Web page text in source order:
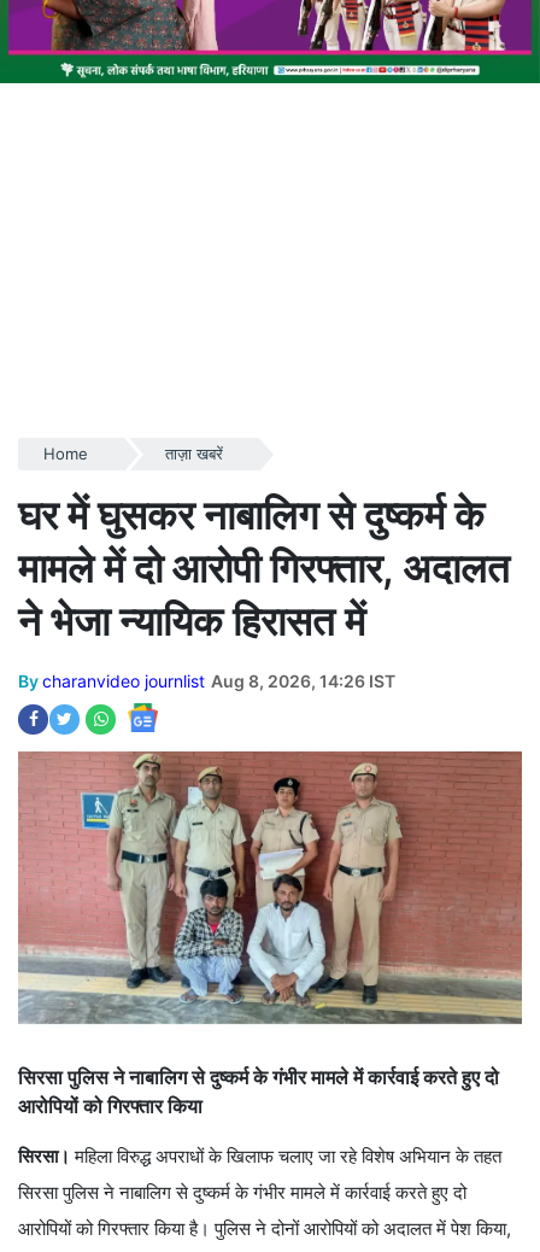
Home ताज़ा खबरें
घर में घुसकर नाबालिग से दुष्कर्म के
मामले में दो आरोपी गिरफ्तार, अदालत
ने भेजा न्यायिक हिरासत में
Bycharanvideo journlist Aug 8, 2026, 14:26 IST
सिरसा पुलिस ने नाबालिग से दुष्कर्म के गंभीर मामले में कार्रवाई करते हुए दो
आरोपियों को गिरफ्तार किया
सिरसा। महिला विरुद्ध अपराधों के खिलाफ चलाए जा रहे विशेष अभियान के तहत
सिरसा पुलिस ने नाबालिग से दुष्कर्म के गंभीर मामले में कार्रवाई करते हुए दो
आरोपियों को गिरफ्तार किया है। पुलिस ने दोनों आरोपियों को अदालत में पेश किया,